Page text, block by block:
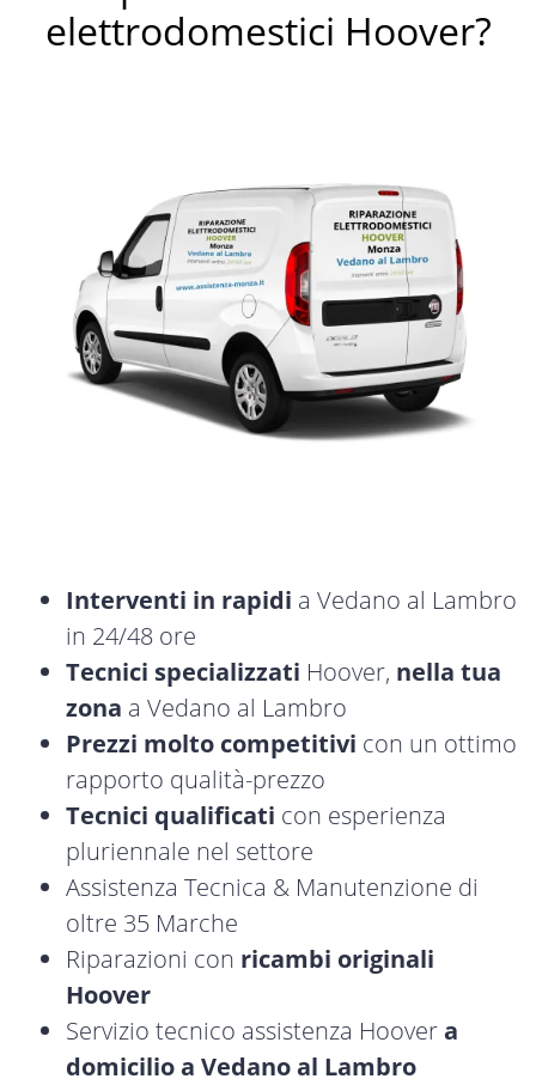
elettrodomestici Hoover?
Interventi in rapidi a Vedano al Lambro
in 24/48 ore
Tecnici specializzati Hoover, nella tua
zona a Vedano al Lambro
Prezzi molto competitivi con un ottimo
rapporto qualità-prezzo
Tecnici qualificati con esperienza
pluriennale nel settore
Assistenza Tecnica & Manutenzione di
oltre 35 Marche
Riparazioni con ricambi originali
Hoover
Servizio tecnico assistenza Hoovera
domicilio a Vedano al Lambro